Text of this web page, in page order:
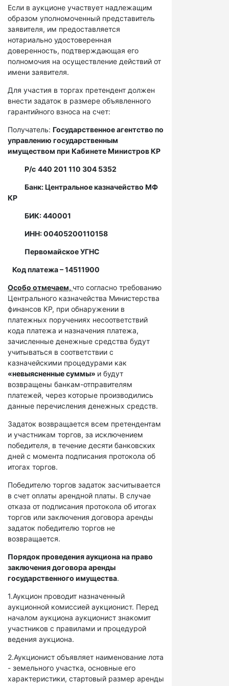
Если в аукционе участвует надлежащим
образом уполномоченный представитель
заявителя, им предоставляется
нотариально удостоверенная
доверенность, подтверждающая его
полномочия на осуществление действий от
имени заявителя.
Для участия в торгах претендент должен
внести задаток в размере объявленного
гарантийного взноса на счет:
Получатель: Государственное агентство по
управлению государственным
имуществом при Кабинете Министров КР
Р/с 440 201 110 304 5352
Банк: Центральное казначейство МФ
КР
БИК: 440001
ИНН: 00405200110158
Первомайское УГНС
Код платежа – 14511900
Особо отмечаем, что согласно требованию
Центрального казначейства Министерства
финансов КР, при обнаружении в
платежных поручениях несоответствий
кода платежа и назначения платежа,
зачисленные денежные средства будут
учитываться в соответствии с
казначейскими процедурами как
«невыясненные суммы» и будут
возвращены банкам-отправителям
платежей, через которые производились
данные перечисления денежных средств.
Задаток возвращается всем претендентам
и участникам торгов, за исключением
победителя, в течение десяти банковских
дней с момента подписания протокола об
итогах торгов.
Победителю торгов задаток засчитывается
в счет оплаты арендной платы. В случае
отказа от подписания протокола об итогах
торгов или заключения договора аренды
задаток победителю торгов не
возвращается.
Порядок проведения аукциона на право
заключения договора аренды
государственного имущества.
1.Аукцион проводит назначенный
аукционной комиссией аукционист. Перед
началом аукциона аукционист знакомит
участников с правилами и процедурой
ведения аукциона.
2.Аукционист объявляет наименование лота
- земельного участка, основные его
характеристики, стартовый размер аренды